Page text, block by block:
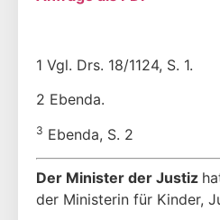
1 Vgl. Drs. 18/1124, S. 1.
2 Ebenda.
3 Ebenda, S. 2
Der Minister der Justiz
der Ministerin für Kinder,